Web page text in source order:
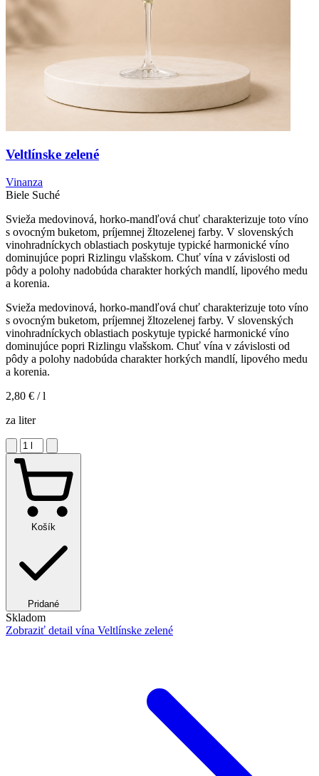
Veltlínske zelené
Vinanza
Biele Suché
Svieža medovinová, horko-mandľová chuť charakterizuje toto víno
s ovocným buketom, príjemnej žltozelenej farby. V slovenských
vinohradníckych oblastiach poskytuje typické harmonické víno
dominujúce popri Rizlingu vlašskom. Chuť vína v závislosti od
pôdy a polohy nadobúda charakter horkých mandlí, lipového medu
a korenia.
Svieža medovinová, horko-mandľová chuť charakterizuje toto víno
s ovocným buketom, príjemnej žltozelenej farby. V slovenských
vinohradníckych oblastiach poskytuje typické harmonické víno
dominujúce popri Rizlingu vlašskom. Chuť vína v závislosti od
pôdy a polohy nadobúda charakter horkých mandlí, lipového medu
a korenia.
2,80 € / l
za liter
Košík
Pridané
Skladom
Zobraziť detail vína Veltlínske zelené